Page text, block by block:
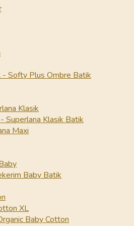
Softy Plus Ombre Batik
Klasik
Superlana Klasik Batik
Maxi
Baby Batik
XL
Baby Cotton